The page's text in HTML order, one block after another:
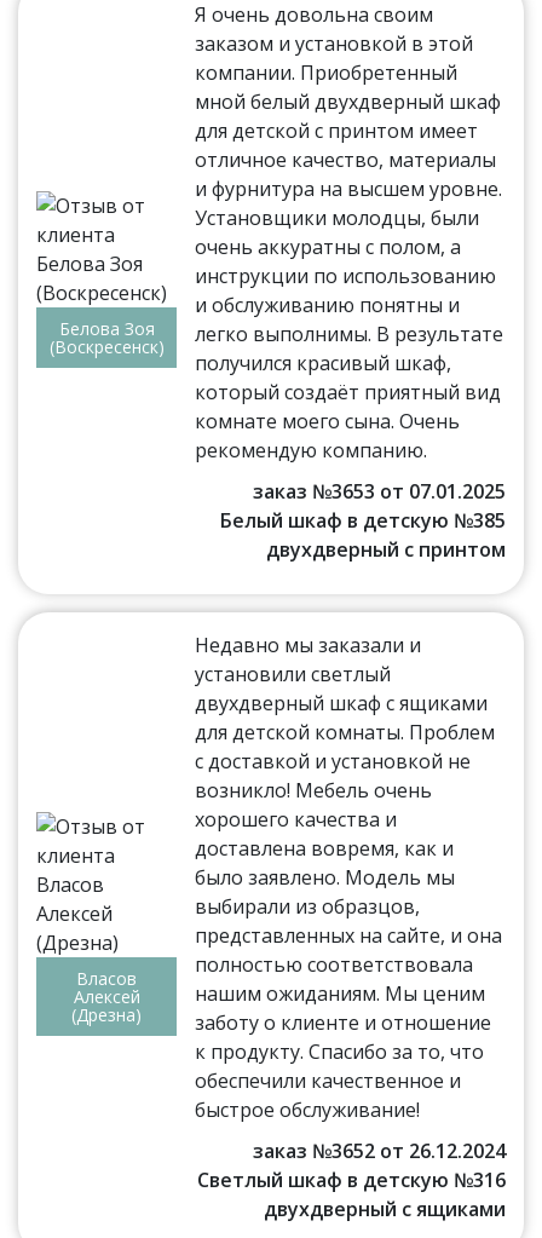
Белова Зоя
(Воскресенск)
Я очень довольна своим
заказом и установкой в этой
компании. Приобретенный
мной белый двухдверный шкаф
для детской с принтом имеет
отличное качество, материалы
и фурнитура на высшем уровне.
Установщики молодцы, были
очень аккуратны с полом, а
инструкции по использованию
и обслуживанию понятны и
легко выполнимы. В результате
получился красивый шкаф,
который создаёт приятный вид
комнате моего сына. Очень
рекомендую компанию.
заказ №3653 от 07.01.2025
Белый шкаф в детскую №385
двухдверный с принтом
Власов
Алексей
(Дрезна)
Недавно мы заказали и
установили светлый
двухдверный шкаф с ящиками
для детской комнаты. Проблем
с доставкой и установкой не
возникло! Мебель очень
хорошего качества и
доставлена вовремя, как и
было заявлено. Модель мы
выбирали из образцов,
представленных на сайте, и она
полностью соответствовала
нашим ожиданиям. Мы ценим
заботу о клиенте и отношение
к продукту. Спасибо за то, что
обеспечили качественное и
быстрое обслуживание!
заказ №3652 от 26.12.2024
Светлый шкаф в детскую №316
двухдверный с ящиками